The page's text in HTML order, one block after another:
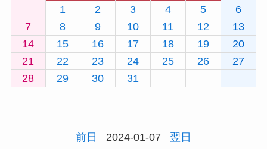
1
2 3 4 5
6
7
8 9 10 11 12
13
14
15 16 17 18 19
20
21
22 23 24 25 26
27
28
29 30 31
前日 2024-01-07 翌日